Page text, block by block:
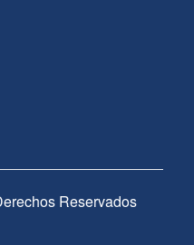
Reservados